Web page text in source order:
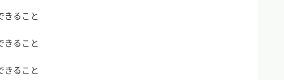
きること
きること
きること